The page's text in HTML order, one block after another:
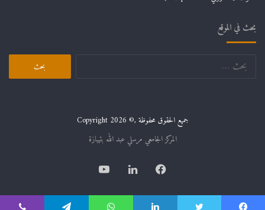
بحث في الموقع
جميع الحقوق محفوظة ,© Copyright 2026
المركز الجامعي مرسلي عبد الله بتيبازة